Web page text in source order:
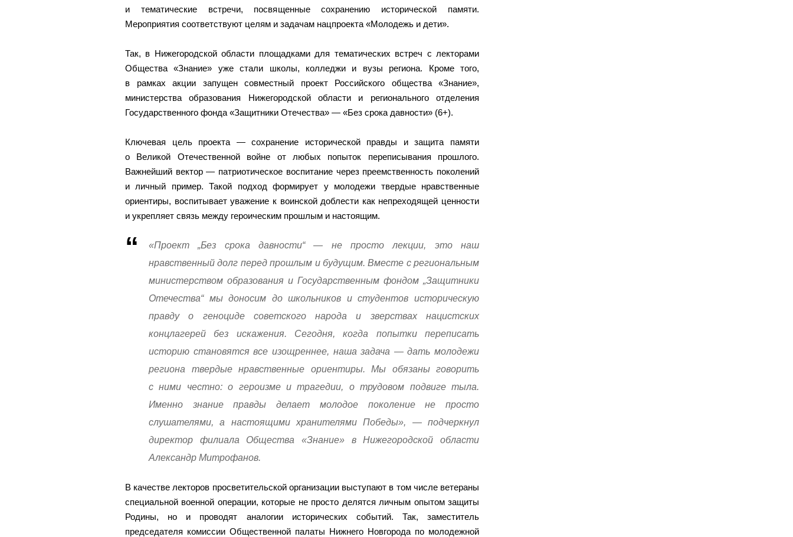
и тематические встречи, посвященные сохранению исторической памяти.
Мероприятия соответствуют целям и задачам нацпроекта «Молодежь и дети».
Так, в Нижегородской области площадками для тематических встреч с лекторами
Общества «Знание» уже стали школы, колледжи и вузы региона. Кроме того,
в рамках акции запущен совместный проект Российского общества «Знание»,
министерства образования Нижегородской области и регионального отделения
Государственного фонда «Защитники Отечества» — «Без срока давности» (6+).
Ключевая цель проекта — сохранение исторической правды и защита памяти
о Великой Отечественной войне от любых попыток переписывания прошлого.
Важнейший вектор — патриотическое воспитание через преемственность поколений
и личный пример. Такой подход формирует у молодежи твердые нравственные
ориентиры, воспитывает уважение к воинской доблести как непреходящей ценности
и укрепляет связь между героическим прошлым и настоящим.
«Проект „Без срока давности“ — не просто лекции, это наш
нравственный долг перед прошлым и будущим. Вместе с региональным
министерством образования и Государственным фондом „Защитники
Отечества“ мы доносим до школьников и студентов историческую
правду о геноциде советского народа и зверствах нацистских
концлагерей без искажения. Сегодня, когда попытки переписать
историю становятся все изощреннее, наша задача — дать молодежи
региона твердые нравственные ориентиры. Мы обязаны говорить
с ними честно: о героизме и трагедии, о трудовом подвиге тыла.
Именно знание правды делает молодое поколение не просто
слушателями, а настоящими хранителями Победы», — подчеркнул
директор филиала Общества «Знание» в Нижегородской области
Александр Митрофанов.
В качестве лекторов просветительской организации выступают в том числе ветераны
специальной военной операции, которые не просто делятся личным опытом защиты
Родины, но и проводят аналогии исторических событий. Так, заместитель
председателя комиссии Общественной палаты Нижнего Новгорода по молодежной